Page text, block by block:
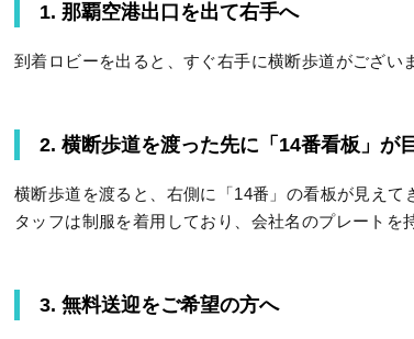
1. 那覇空港出口を出て右手へ
到着ロビーを出ると、すぐ右手に横断歩道がござい
2. 横断歩道を渡った先に「14番看板」が
横断歩道を渡ると、右側に「14番」の看板が見え
タッフは制服を着用しており、会社名のプレートを
3. 無料送迎をご希望の方へ